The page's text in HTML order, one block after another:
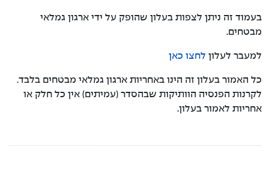
בעמוד זה ניתן לצפות בעלון שהופק על ידי ארגון גמלאי
מבטחים.
למעבר לעלון לחצו כאן
כל האמור בעלון זה הינו באחריות ארגון גמלאי מבטחים בלבד.
לקרנות הפנסיה הוותיקות שבהסדר (עמיתים) אין כל חלק או
אחריות לאמור בעלון.